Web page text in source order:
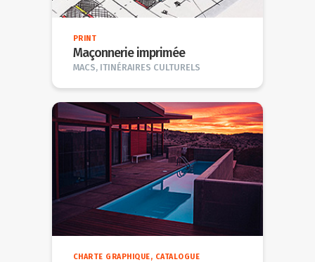
PRINT
Maçonnerie imprimée
MACS, ITINÉRAIRES CULTURELS
CHARTE GRAPHIQUE, CATALOGUE